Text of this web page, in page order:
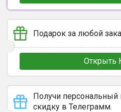
Подарок за любой
Открыть
Получи персональный
скидку в Телеграмм.